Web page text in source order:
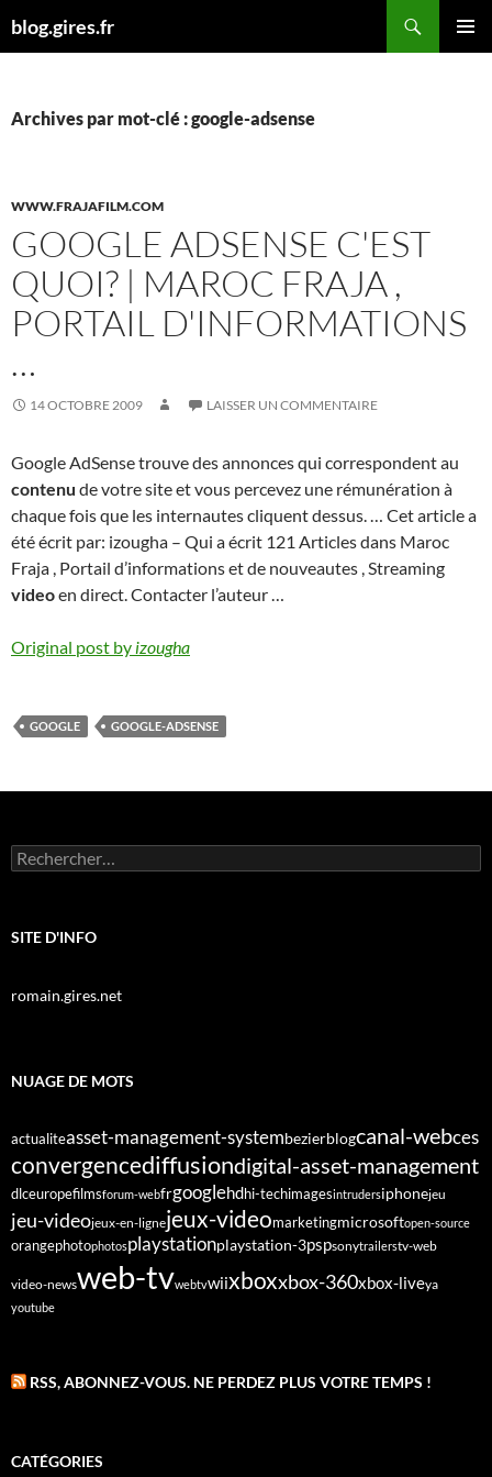
aublog.gires.fr
Archives par mot-clé : google-adsense
WWW.FRAJAFILM.COM
GOOGLE ADSENSE C'EST
QUOI? | MAROC FRAJA ,
PORTAIL D'INFORMATIONS
…
14 OCTOBRE 2009 LAISSER UN COMMENTAIRE
Google AdSense trouve des annonces qui correspondent au
contenu de votre site et vous percevez une rémunération à
chaque fois que les internautes cliquent dessus. … Cet article a
été écrit par: izougha – Qui a écrit 121 Articles dans Maroc
Fraja , Portail d’informations et de nouveautes , Streaming
videoen direct. Contacter l’auteur …
Original post by izougha
GOOGLE GOOGLE-ADSENSE
Rechercher :
SITE D'INFO
romain.gires.net
NUAGE DE MOTS
actualiteasset-management-systembezierblogcanal-webces
convergencediffusiondigital-asset-management
dlceuropefilmsforum-webfrgooglehdhi-techimagesintrudersiphonejeu
jeu-videojeux-en-lignejeux-videomarketingmicrosoftopen-source
orangephotophotosplaystationplaystation-3pspsonytrailerstv-web
video-newsweb-tvwebtvwiixboxxbox-360xbox-liveya
youtube
RSS, ABONNEZ-VOUS. NE PERDEZ PLUS VOTRE TEMPS !
CATÉGORIES